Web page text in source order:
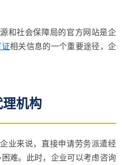
和社会保障局的官方网站是企
相关信息的一个重要途径，企
机构
业来说，直接申请劳务派遣经
难。此时，企业可以考虑咨询